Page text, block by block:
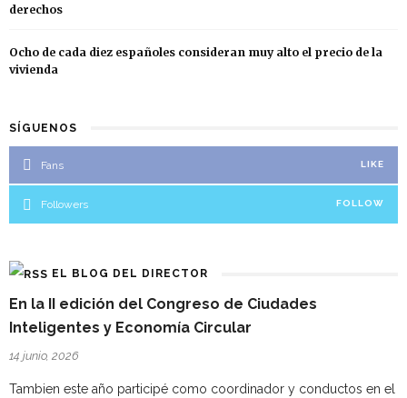
derechos
Ocho de cada diez españoles consideran muy alto el precio de la
vivienda
SÍGUENOS
Fans LIKE
Followers FOLLOW
EL BLOG DEL DIRECTOR
En la II edición del Congreso de Ciudades
Inteligentes y Economía Circular
14 junio, 2026
Tambien este año participé como coordinador y conductos en el